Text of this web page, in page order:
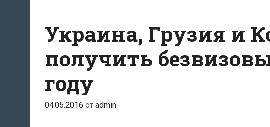
Украина, Грузия и
получить
году
04.05.2016 от admin